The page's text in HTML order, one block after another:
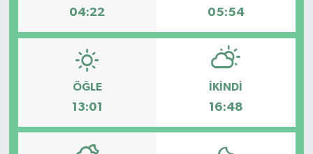
04:22 05:54
ÖĞLE
13:01
İKINDI
16:48